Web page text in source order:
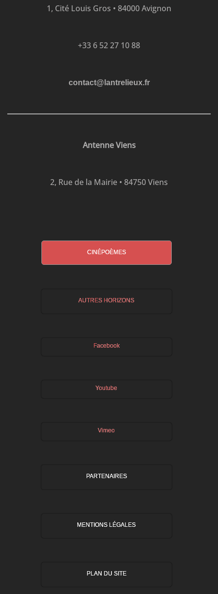
1, Cité Louis Gros • 84000 Avignon
+33 6 52 27 10 88
contact@lantrelieux.fr
Antenne Viens
2, Rue de la Mairie • 84750 Viens
CINÉPOÈMES
AUTRES HORIZONS
Facebook
Youtube
Vimeo
PARTENAIRES
MENTIONS LÉGALES
PLAN DU SITE